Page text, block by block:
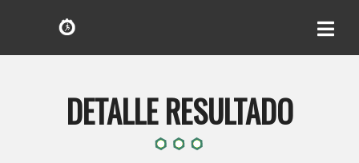
DETALLE RESULTADO